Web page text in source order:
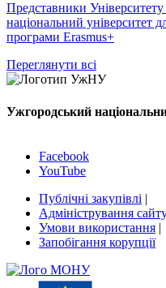
Представники
національний університет
програми Erasmus+
Переглянути всі
Ужгородський
Facebook
YouTube
Публічні закупівлі |
Адміністрування
Умови використання |
Запобігання корупції